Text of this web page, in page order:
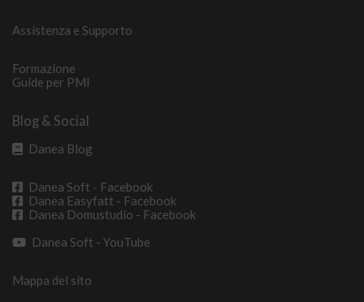
Assistenza e Supporto
Formazione
Guide per PMI
Blog & Social
Danea Blog
Danea Soft - Facebook
Danea Easyfatt - Facebook
Danea Domustudio - Facebook
Danea Soft - YouTube
Mappa del sito